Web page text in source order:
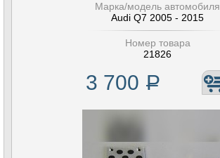
Марка/модель автомобиля
Audi Q7 2005 - 2015
Номер товара
21826
3 700 Р